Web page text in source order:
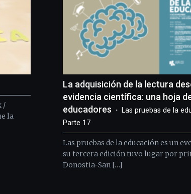
un
festival
que
llenará
ciudad
monólogos,
exposiciones,
conferencias,
docufórums
y
espectáculos
de
ciencia
del
16
/
la
La adquisición de la lectura
evidencia científica: una hoja
educadores
Las pruebas de la
Parte 17
Las pruebas de la educación es un
su tercera edición tuvo lugar por
Donostia-San […]